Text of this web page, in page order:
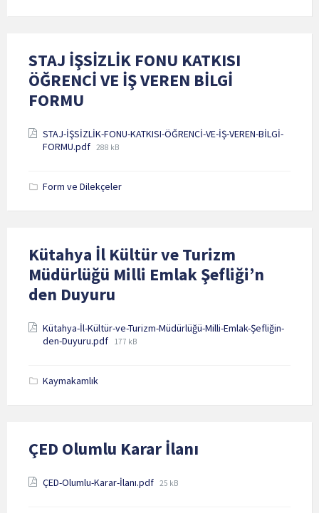
STAJ İŞSİZLİK FONU KATKISI
ÖĞRENCİ VE İŞ VEREN BİLGİ
FORMU
Attachments
STAJ-İŞSİZLİK-FONU-KATKISI-ÖĞRENCİ-VE-İŞ-VEREN-BİLGİ-
FORMU.pdf File
288 kB
Form ve Dilekçeler
Kütahya İl Kültür ve Turizm
Müdürlüğü Milli Emlak Şefliği’n
den Duyuru
Attachments
Kütahya-İl-Kültür-ve-Turizm-Müdürlüğü-Milli-Emlak-Şefliğin-
den-Duyuru.pdf File
177 kB
Kaymakamlık
ÇED Olumlu Karar İlanı
Attachments
ÇED-Olumlu-Karar-İlanı.pdf File
25 kB